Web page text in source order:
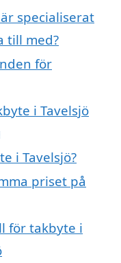
specialiserat
till med?
för
i Tavelsjö
i Tavelsjö?
priset på
för takbyte i